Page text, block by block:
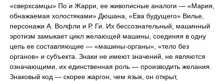
«сверхсамцы» По и Жарри, ее живописные аналоги — «Мария,
обнажаемая холостяками» Дюшана, «Ева будущего» Вилье,
персонажи А. Волфли и Р. Ги. Их бессознательный, машинный
эротизм замыкает цикл желающей машины, соединяя в одну
цепь ее составляющие — «машины-органы», «тело без
органов» и субъекта. Знаки не имеют значений, не являются
означающими, их единственная роль — производить желания.
Знаковый код — скорее жаргон, чем язык, он открыт,